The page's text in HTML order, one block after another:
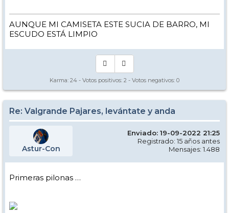
AUNQUE MI CAMISETA ESTE SUCIA DE BARRO, MI
ESCUDO ESTÁ LIMPIO
Karma: 24 - Votos positivos: 2 - Votos negativos: 0
Re: Valgrande Pajares, levántate y anda
Astur-Con
Enviado: 19-09-2022 21:25
Registrado: 15 años antes
Mensajes: 1.488
Primeras pilonas …